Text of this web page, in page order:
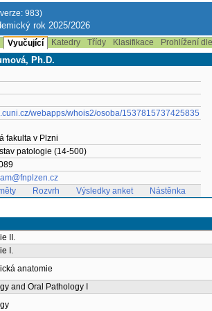
983)
rok 2025/2026
Vyučující Katedry Třídy Klasifikace Prohlížení
Ph.D.
webapps/whois2/osoba/1537815737425835
fakulta v Plzni
patologie (14-500)
Rozvrh Výsledky anket Nástěnka
II.
I.
anatomie
and Oral Pathology I